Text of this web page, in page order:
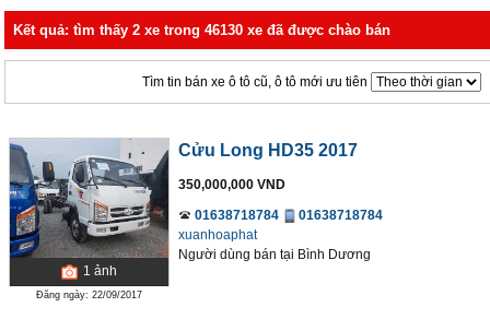
Kết quả: tìm thấy 2 xe trong 46130 xe đã được chào bán
Tìm tin bán xe ô tô cũ, ô tô mới ưu tiên
1 ảnh
Đăng ngày: 22/09/2017
Cửu Long HD35 2017
350,000,000 VND
01638718784
01638718784
xuanhoaphat
Người dùng bán tại Bình Dương